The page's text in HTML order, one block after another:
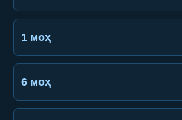
1 моҳ
6 моҳ